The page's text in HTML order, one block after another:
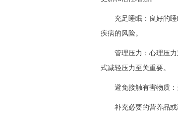
充足睡眠：良好的睡
疾病的风险。
管理压力：心理压力
式减轻压力至关重要。
避免接触有害物质：
补充必要的营养品或